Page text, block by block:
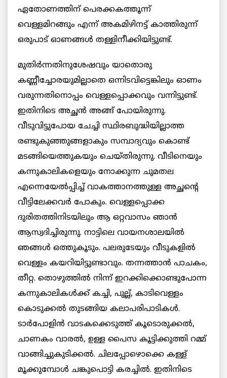
ഏതോണത്തിന് പെരക്കകത്തൂന്ന്
വെള്ളമിറങ്ങും എന്ന് അകമിഴിനട്ട് കാത്തിരുന്ന്
ഒരുപാട് ഓണങ്ങള്‍ തള്ളിനീക്കിയിട്ടുണ്ട്.
മുതിര്‍ന്നതിനുശേഷവും യാതൊരു
കണ്ണീച്ചോരയുമില്ലാതെ ഒന്നിടവിട്ടെങ്കിലും ഓണം
വരുന്നതിനൊപ്പം വെള്ളപ്പൊക്കവും വന്നിട്ടുണ്ട്.
ഇതിനിടെ അച്ഛന്‍ അങ്ങ് പോയിരുന്നു.
വീടുവിട്ടുപോയ ചേച്ചി സ്ഥിരബുദ്ധിയില്ലാത്ത
രണ്ടുകുഞ്ഞുങ്ങളാകും സമ്പാദ്യവും കൊണ്ട്
മടങ്ങിയെത്തുകയും ചെയ്തിരുന്നു. വീടിനെയും
കന്നുകാലികളെയും നോക്കുന്ന ചുമതല
എന്നെയേല്‍പ്പിച്ച് വാകത്താനത്തുള്ള അച്ഛന്റെ
വീട്ടിലേക്കവര്‍ പോകും. വെള്ളപ്പൊക്ക
ദുരിതത്തിനിടയിലും ആ ഒറ്റവാസം ഞാന്‍
ആസ്വദിച്ചിരുന്നു. നാട്ടിലെ വായനശാലയില്‍
ഞങ്ങള്‍ ഒത്തുകൂടും. പലരുടേയും വീടുകളില്‍
വെള്ളം കയറിയിട്ടുണ്ടാവും. തന്നത്താന്‍ പാചകം,
തീറ്റ. തൊഴുത്തില്‍ നിന്ന് ഇറക്കിക്കൊണ്ടുപോന്ന
കന്നുകാലികള്‍ക്ക് കച്ചി, പുല്ല്, കാടിവെള്ളം
കൊടുക്കല്‍ തുടങ്ങിയ കലാപരിപാടികള്‍.
ടാര്‍പോളിന്‍ വാടകക്കെടുത്ത് കൂടൊരുക്കല്‍,
ചാണകം വാരല്‍, ഉള്ള പൈസ കൂട്ടിക്കുത്തി റമ്മ്
വാങ്ങിച്ചുകുടിക്കല്‍. ചിലപ്പോഴൊക്കെ കള്ള്
മൂക്കുമ്പോള്‍ ചങ്കുപൊട്ടി കരച്ചില്‍. ഇതിനിടെ